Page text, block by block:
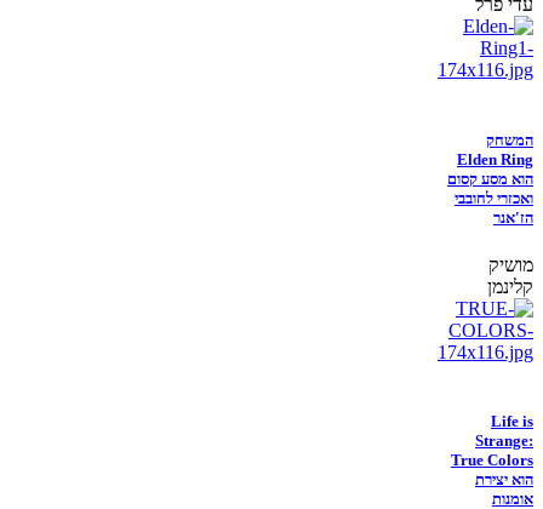
עדי פרל
המשחק
Elden Ring
הוא מסע קסום
ואכזרי לחובבי
הז'אנר
מושיק
קלינמן
Life is
Strange:
True Colors
הוא יצירת
אומנות